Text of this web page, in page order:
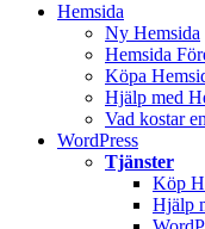
Hemsida
Ny Hemsida
Hemsida
Köpa
Hjälp med
Vad kostar
WordPress
Tjänster
Köp
Hjälp